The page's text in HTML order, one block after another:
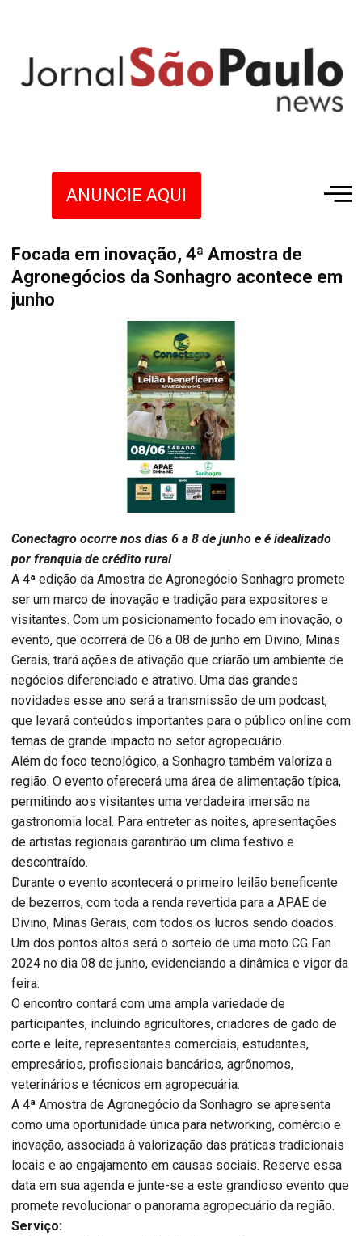
ANUNCIE AQUI
Focada em inovação, 4ª Amostra de
Agronegócios da Sonhagro acontece em
junho
Conectagro ocorre nos dias 6 a 8 de junho e é idealizado
por franquia de crédito rural
A 4ª edição da Amostra de Agronegócio Sonhagro promete
ser um marco de inovação e tradição para expositores e
visitantes. Com um posicionamento focado em inovação, o
evento, que ocorrerá de 06 a 08 de junho em Divino, Minas
Gerais, trará ações de ativação que criarão um ambiente de
negócios diferenciado e atrativo. Uma das grandes
novidades esse ano será a transmissão de um podcast,
que levará conteúdos importantes para o público online com
temas de grande impacto no setor agropecuário.
Além do foco tecnológico, a Sonhagro também valoriza a
região. O evento oferecerá uma área de alimentação típica,
permitindo aos visitantes uma verdadeira imersão na
gastronomia local. Para entreter as noites, apresentações
de artistas regionais garantirão um clima festivo e
descontraído.
Durante o evento acontecerá o primeiro leilão beneficente
de bezerros, com toda a renda revertida para a APAE de
Divino, Minas Gerais, com todos os lucros sendo doados.
Um dos pontos altos será o sorteio de uma moto CG Fan
2024 no dia 08 de junho, evidenciando a dinâmica e vigor da
feira.
O encontro contará com uma ampla variedade de
participantes, incluindo agricultores, criadores de gado de
corte e leite, representantes comerciais, estudantes,
empresários, profissionais bancários, agrônomos,
veterinários e técnicos em agropecuária.
A 4ª Amostra de Agronegócio da Sonhagro se apresenta
como uma oportunidade única para networking, comércio e
inovação, associada à valorização das práticas tradicionais
locais e ao engajamento em causas sociais. Reserve essa
data em sua agenda e junte-se a este grandioso evento que
promete revolucionar o panorama agropecuário da região.
Serviço: